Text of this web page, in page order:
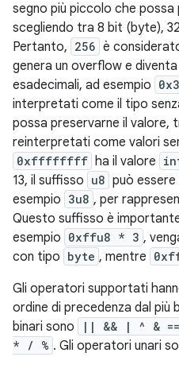
segno più piccolo che possa
scegliendo tra 8 bit (byte),
Pertanto, 256 è
genera un overflow e diventa
esadecimali, ad esempio 0x3
interpretati come il tipo
possa preservarne il valore,
reinterpretati come valori
0xffffffff ha il valore
13, il suffisso u8 può
esempio 3u8 , per
Questo suffisso è
esempio 0xffu8 * 3 ,
con tipo byte , mentre
Gli operatori supportati
ordine di precedenza dal più
binari sono
|| && | ^ &
* / % . Gli operatori unari